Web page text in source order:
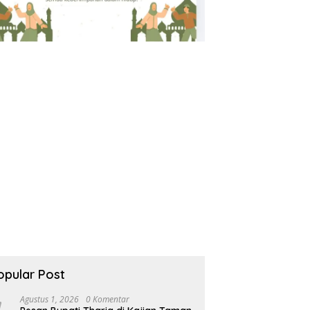
Post
Agustus 1, 2026 0 Komentar